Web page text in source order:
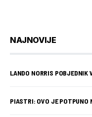
NAJNOVIJE
LANDO NORRIS POBJEDNIK
PIASTRI: OVO JE POTPUNO